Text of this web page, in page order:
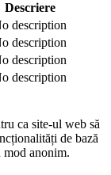
Descriere
description
description
description
description
ca site-ul web să
de bază
mod anonim.